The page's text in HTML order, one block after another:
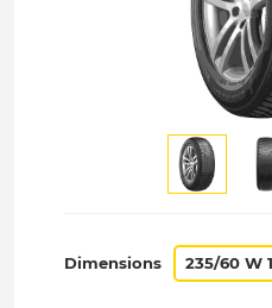
Dimensions 235/60 W